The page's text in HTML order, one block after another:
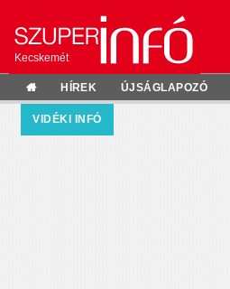
Kecskemét
HÍREK ÚJSÁGLAPOZÓ
VIDÉKI INFÓ